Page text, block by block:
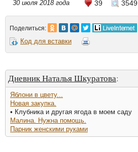
30 июля 2018 года 39 3549
Поделиться:
Код для вставки
Дневник Наталья Шкуратова:
Яблони в цвету...
Новая закупка.
• Клубника и другая ягода в моем саду
Малина. Нужна помощь.
Парник женскими руками